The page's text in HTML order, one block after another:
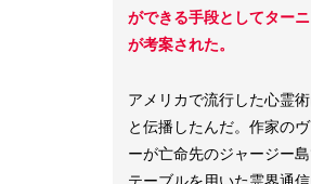
ができる手段としてター
が考案された。
アメリカで流行した心霊
と伝播したんだ。作家の
ーが亡命先のジャージー
テーブルを用いた霊界通